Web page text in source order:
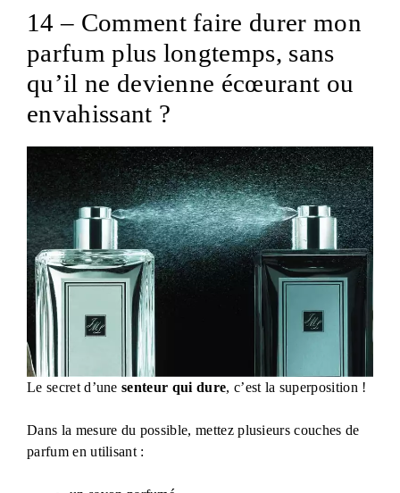
14 – Comment faire durer mon
parfum plus longtemps, sans
qu’il ne devienne écœurant ou
envahissant ?
Le secret d’unesenteur qui dure, c’est la superposition !
Dans la mesure du possible, mettez plusieurs couches de
parfum en utilisant :